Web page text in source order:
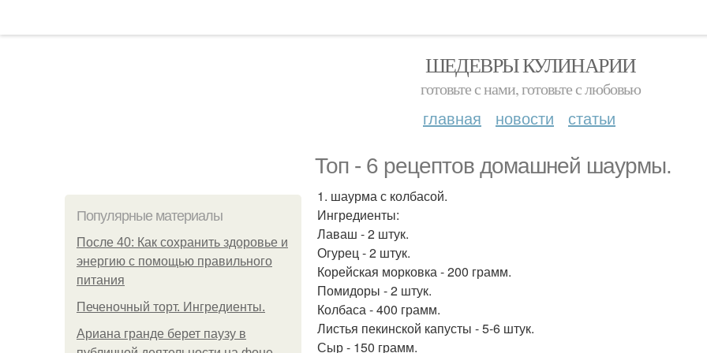
ШЕДЕВРЫ КУЛИНАРИИ
готовьте с нами, готовьте с любовью
главная новости статьи
Топ - 6 рецептов домашней шаурмы.
Популярные материалы
После 40: Как сохранить здоровье и
энергию с помощью правильного
питания
Печеночный торт. Ингредиенты.
Ариана гранде берет паузу в
1. шаурма с колбасой.
Ингредиенты:
Лаваш - 2 штук.
Огурец - 2 штук.
Корейская морковка - 200 грамм.
Помидоры - 2 штук.
Колбаса - 400 грамм.
Листья пекинской капусты - 5-6 штук.
Сыр - 150 грамм.